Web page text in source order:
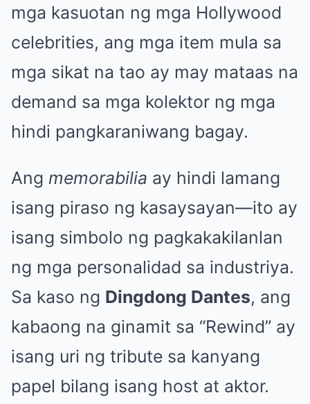
mga kasuotan ng mga Hollywood
celebrities, ang mga item mula sa
mga sikat na tao ay may mataas na
demand sa mga kolektor ng mga
hindi pangkaraniwang bagay.
Ang memorabilia ay hindi lamang
isang piraso ng kasaysayan—ito ay
isang simbolo ng pagkakakilanlan
ng mga personalidad sa industriya.
Sa kaso ng Dingdong Dantes, ang
kabaong na ginamit sa “Rewind” ay
isang uri ng tribute sa kanyang
papel bilang isang host at aktor.